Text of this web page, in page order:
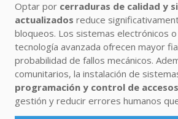
Optar por cerraduras de calidad y
actualizados reduce
bloqueos. Los sistemas electrónicos
tecnología avanzada ofrecen mayor
probabilidad de fallos mecánicos.
comunitarios, la instalación de
programación y control de accesos
gestión y reducir errores humanos